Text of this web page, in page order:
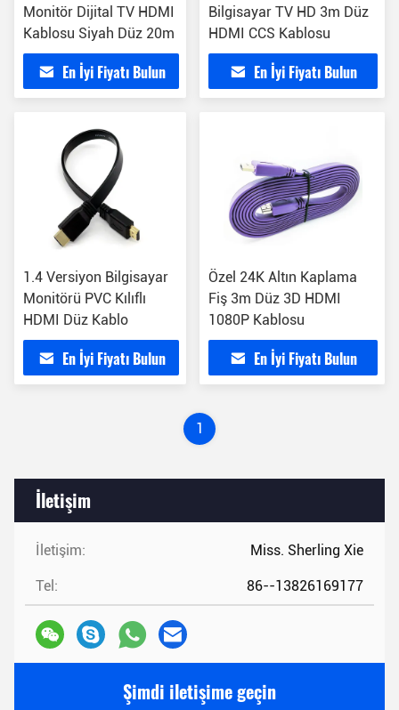
İletişim
İletişim: Miss. Sherling Xie
Tel: 86--13826169177
Şimdi iletişime geçin
Monitör Dijital TV HDMI
Kablosu Siyah Düz 20m
En İyi Fiyatı Bulun
Bilgisayar TV HD 3m Düz
HDMI CCS Kablosu
En İyi Fiyatı Bulun
1.4 Versiyon Bilgisayar
Monitörü PVC Kılıflı
HDMI Düz Kablo
En İyi Fiyatı Bulun
Özel 24K Altın Kaplama
Fiş 3m Düz 3D HDMI
1080P Kablosu
En İyi Fiyatı Bulun
1